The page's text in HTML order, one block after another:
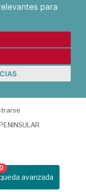
para
avanzada
0